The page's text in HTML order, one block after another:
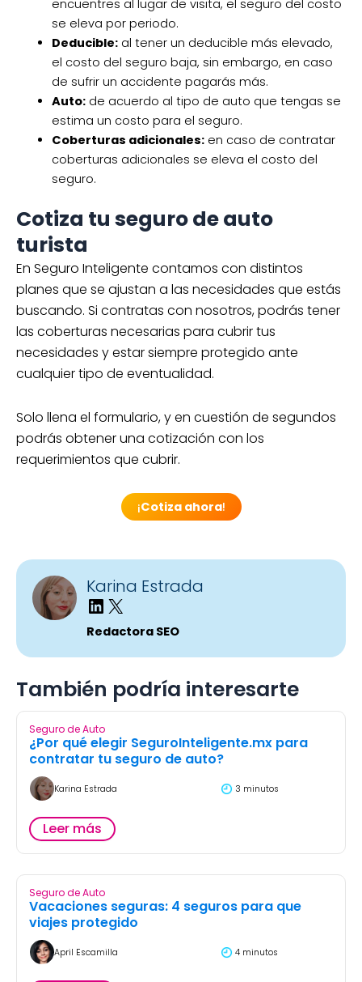
encuentres al lugar de visita, el seguro del costo
se eleva por periodo.
Deducible:al tener un deducible más elevado,
el costo del seguro baja, sin embargo, en caso
de sufrir un accidente pagarás más.
Auto:de acuerdo al tipo de auto que tengas se
estima un costo para el seguro.
Coberturas adicionales:en caso de contratar
coberturas adicionales se eleva el costo del
seguro.
Cotiza tu seguro de auto
turista
En Seguro Inteligente contamos con distintos
planes que se ajustan a las necesidades que estás
buscando. Si contratas con nosotros, podrás tener
las coberturas necesarias para cubrir tus
necesidades y estar siempre protegido ante
cualquier tipo de eventualidad.
Solo llena el formulario, y en cuestión de segundos
podrás obtener una cotización con los
requerimientos que cubrir.
¡Cotiza ahora!
Karina Estrada
Redactora SEO
También podría interesarte
Seguro de Auto
¿Por qué elegir SeguroInteligente.mx para
contratar tu seguro de auto?
Karina Estrada 3 minutos
Leer más
Seguro de Auto
Vacaciones seguras: 4 seguros para que
viajes protegido
April Escamilla 4 minutos